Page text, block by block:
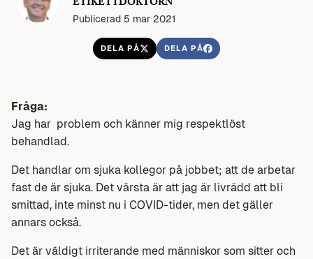
ETIKETTDOKTORN
Publicerad 5 mar 2021
DELA PÅ DELA PÅ
Fråga:
Jag har problem och känner mig respektlöst
behandlad.
Det handlar om sjuka kollegor på jobbet; att de arbetar
fast de är sjuka. Det värsta är att jag är livrädd att bli
smittad, inte minst nu i COVID-tider, men det gäller
annars också.
Det är väldigt irriterande med människor som sitter och